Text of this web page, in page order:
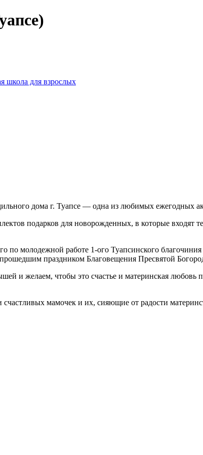
школа для взрослых
дома г. Туапсе — одна из любимых ежегодных
подарков для новорожденных, в которые входят
по молодежной работе 1-ого Туапсинского
праздником Благовещения Пресвятой
и желаем, чтобы это счастье и материнская любовь
мамочек и их, сияющие от радости